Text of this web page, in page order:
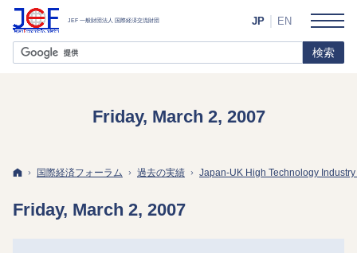
Friday, March 2, 2007
ホーム
国際経済フォーラム 過去の実績 Japan-UK High Technology
Friday, March 2, 2007
JP EN